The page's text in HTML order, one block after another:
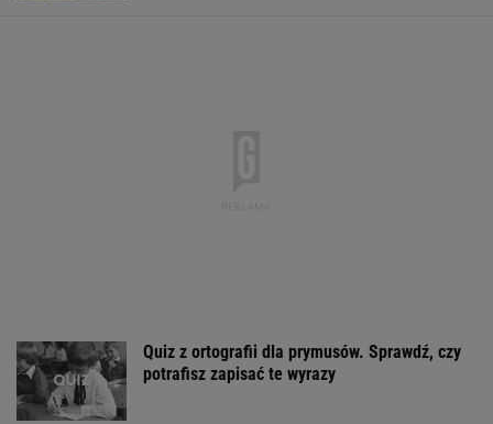
Quiz z ortografii dla prymusów. Sprawdź, czy
potrafisz zapisać te wyrazy